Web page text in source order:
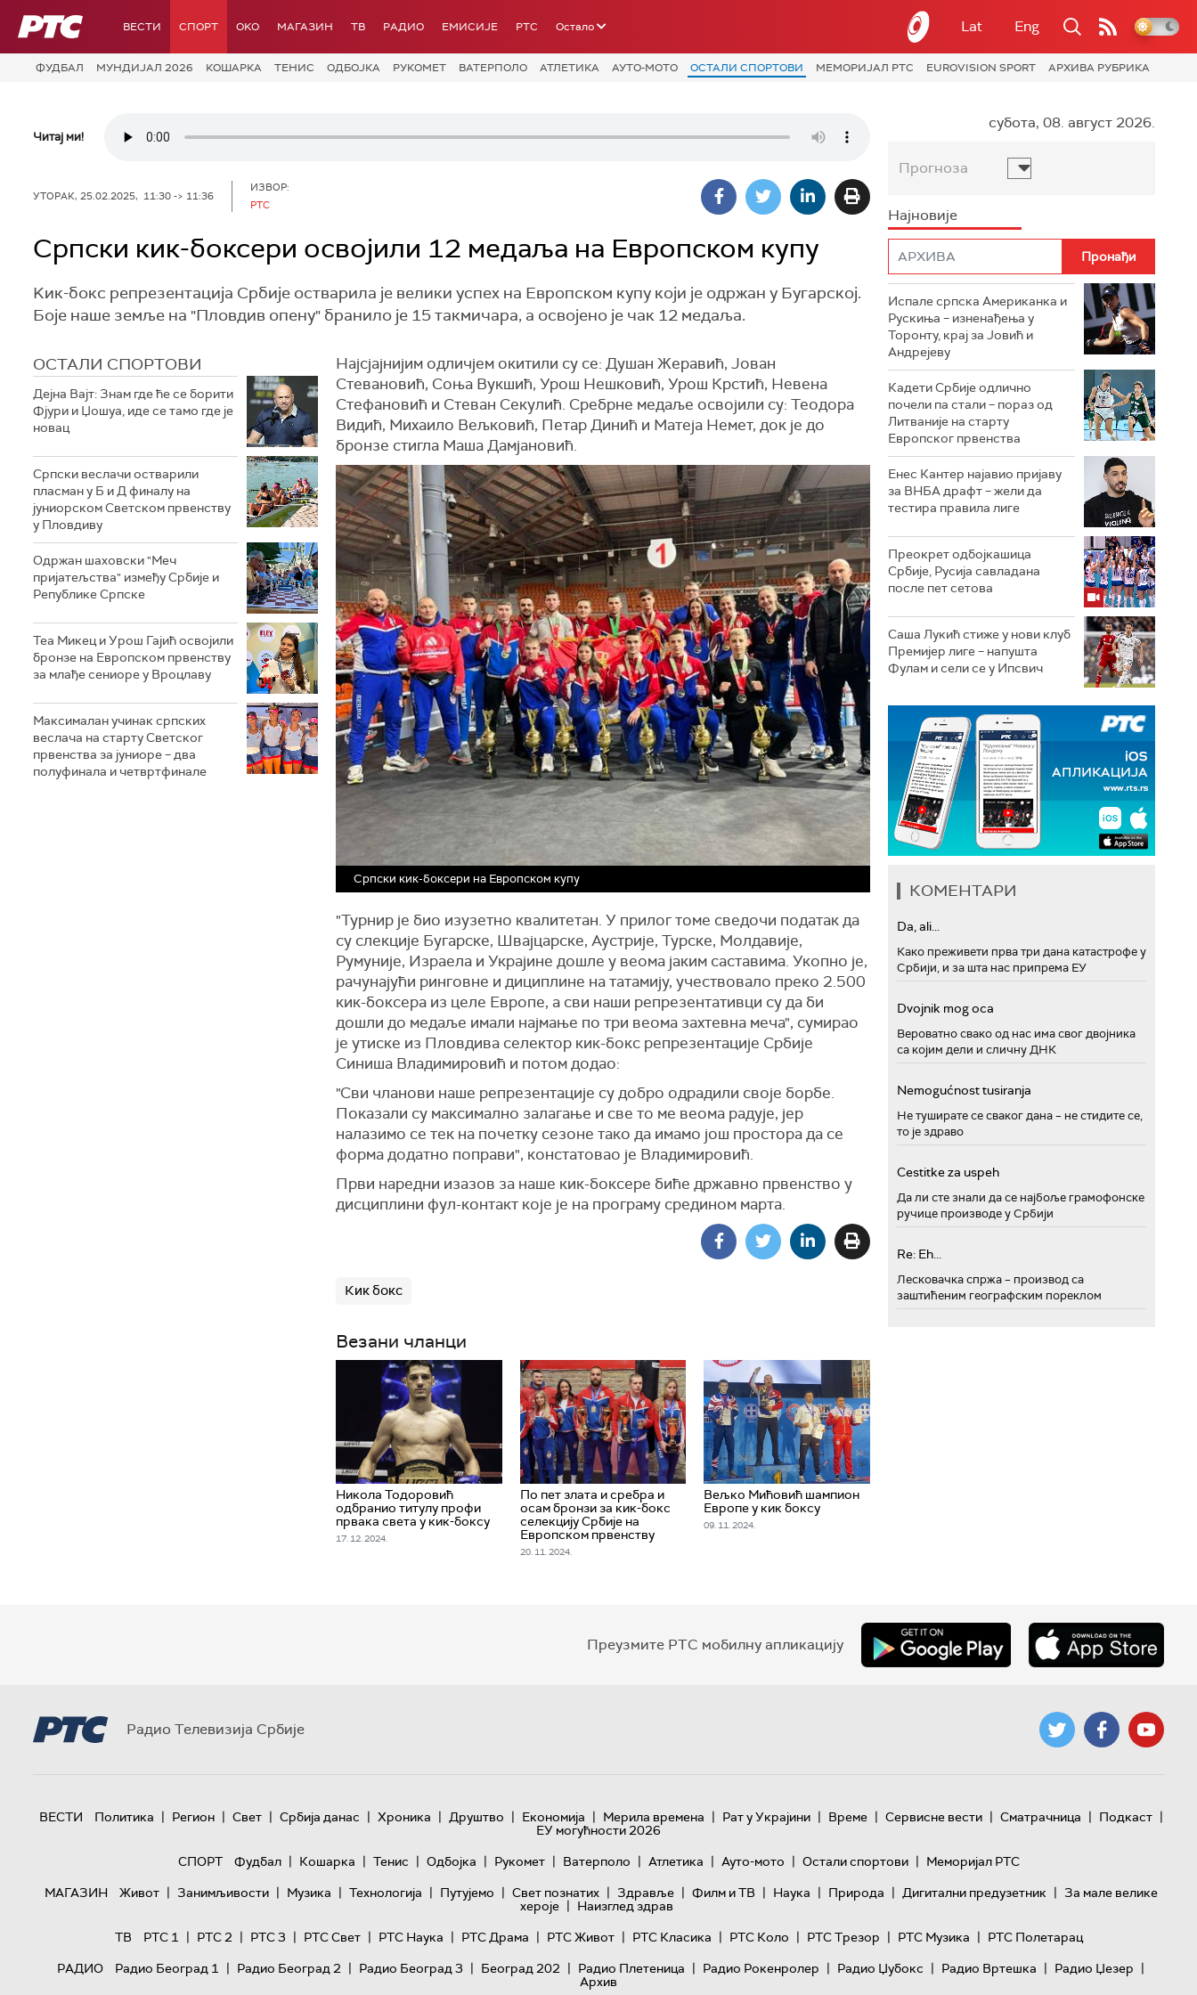
РТС ВЕСТИ СПОРТ OKO МАГАЗИН ТВ РАДИО ЕМИСИЈЕ РТС Остало Lat Eng
ФУДБАЛ МУНДИЈАЛ 2026 КОШАРКА ТЕНИС ОДБОЈКА РУКОМЕТ ВАТЕРПОЛО АТЛЕТИКА АУТО-МОТО ОСТАЛИ СПОРТОВИ МЕМОРИЈАЛ РТС EUROVISION SPORT АРХИВА РУБРИКА
Читај ми!
УТОРАК, 25.02.2025, 11:30 -> 11:36
ИЗВОР:
РТС
Српски кик-боксери освојили 12 медаља на Европском купу
Kик-бокс репрезентација Србије остварила је велики успех на Европском купу који је одржан у Бугарској.
Боје наше земље на "Пловдив опену" бранило је 15 такмичара, а освојено је чак 12 медаља.
ОСТАЛИ СПОРТОВИ
Дејна Вајт: Знам где ће се борити
Фјури и Џошуа, иде се тамо где је
новац
Српски веслачи остварили
пласман у Б и Д финалу на
јуниорском Светском првенству
у Пловдиву
Одржан шаховски "Меч
пријатељства" између Србије и
Републике Српске
Теа Микец и Урош Гајић освојили
бронзе на Европском првенству
за млађе сениоре у Вроцлаву
Максималан учинак српских
веслача на старту Светског
првенства за јуниоре – два
полуфинала и четвртфинале
Најсјајнијим одличјем окитили су се: Душан Жеравић, Јован
Стевановић, Соња Вукшић, Урош Нешковић, Урош Крстић, Невена
Стефановић и Стеван Секулић. Сребрне медаље освојили су: Теодора
Видић, Михаило Вељковић, Петар Динић и Матеја Немет, док је до
бронзе стигла Маша Дамјановић.
Српски кик-боксери на Европском купу
"Турнир је био изузетно квалитетан. У прилог томе сведочи податак да
су слекције Бугарске, Швајцарске, Аустрије, Турске, Молдавије,
Румуније, Израела и Украјине дошле у веома јаким саставима. Укопно је,
рачунајући ринговне и дициплине на татамију, учествовало преко 2.500
кик-боксера из целе Европе, а сви наши репрезентативци су да би
дошли до медаље имали најмање по три веома захтевна меча", сумирао
је утиске из Пловдива селектор кик-бокс репрезентације Србије
Синиша Владимировић и потом додао:
"Сви чланови наше репрезентације су добро одрадили своје борбе.
Показали су максимално залагање и све то ме веома радује, јер
налазимо се тек на почетку сезоне тако да имамо још простора да се
форма додатно поправи", констатовао је Владимировић.
Први наредни изазов за наше кик-боксере биће државно првенство у
дисциплини фул-контакт које је на програму средином марта.
Кик бокс
Везани чланци
Никола Тодоровић
одбранио титулу профи
првака света у кик-боксу
17. 12. 2024.
По пет злата и сребра и
осам бронзи за кик-бокс
селекцију Србије на
Европском првенству
20. 11. 2024.
Вељко Мићовић шампион
Европе у кик боксу
09. 11. 2024.
субота, 08. август 2026.
Прогноза
Најновије
Испале српска Американка и
Рускиња – изненађења у
Торонту, крај за Јовић и
Андрејеву
Кадети Србије одлично
почели па стали – пораз од
Литваније на старту
Европског првенства
Енес Кантер најавио пријаву
за ВНБА драфт – жели да
тестира правила лиге
Преокрет одбојкашица
Србије, Русија савладана
после пет сетова
Саша Лукић стиже у нови клуб
Премијер лиге – напушта
Фулам и сели се у Ипсвич
КОМЕНТАРИ
Da, ali...
Како преживети прва три дана катастрофе у
Србији, и за шта нас припрема ЕУ
Dvojnik mog oca
Вероватно свако од нас има свог двојника
са којим дели и сличну ДНК
Nemogućnost tusiranja
Не туширате се сваког дана – не стидите се,
то је здраво
Cestitke za uspeh
Да ли сте знали да се најбоље грамофонске
ручице производе у Србији
Re: Eh...
Лесковачка спржа – производ са
заштићеним географским пореклом
Преузмите РТС мобилну апликацију
Радио Телевизија Србије
ВЕСТИ Политика | Регион | Свет | Србија данас | Хроника | Друштво | Економија | Мерила времена | Рат у Украјини | Време | Сервисне вести | Сматрачница | Подкаст |
ЕУ могућности 2026
СПОРТ
Фудбал | Кошарка | Тенис | Одбојка | Рукомет | Ватерполо | Атлетика | Ауто-мото | Остали спортови | Меморијал РТС
МАГАЗИН
Живот | Занимљивости | Музика | Технологијa | Путујемо | Свет познатих | Здравље | Филм и ТВ | Наука | Природа | Дигитални предузетник | За мале велике
хероје | Наизглед здрав
ТВ
РТС 1 | РТС 2 | РТС 3 | РТС Свет | РТС Наука | РТС Драма | РТС Живот | РТС Класика | РТС Коло | РТС Трезор | РТС Музика | РТС Полетарац
РАДИО
Радио Београд 1 | Радио Београд 2 | Радио Београд 3 | Београд 202 | Радио Плетеница | Радио Рокенролер | Радио Џубокс | Радио Вртешка | Радио Џезер |
Архив